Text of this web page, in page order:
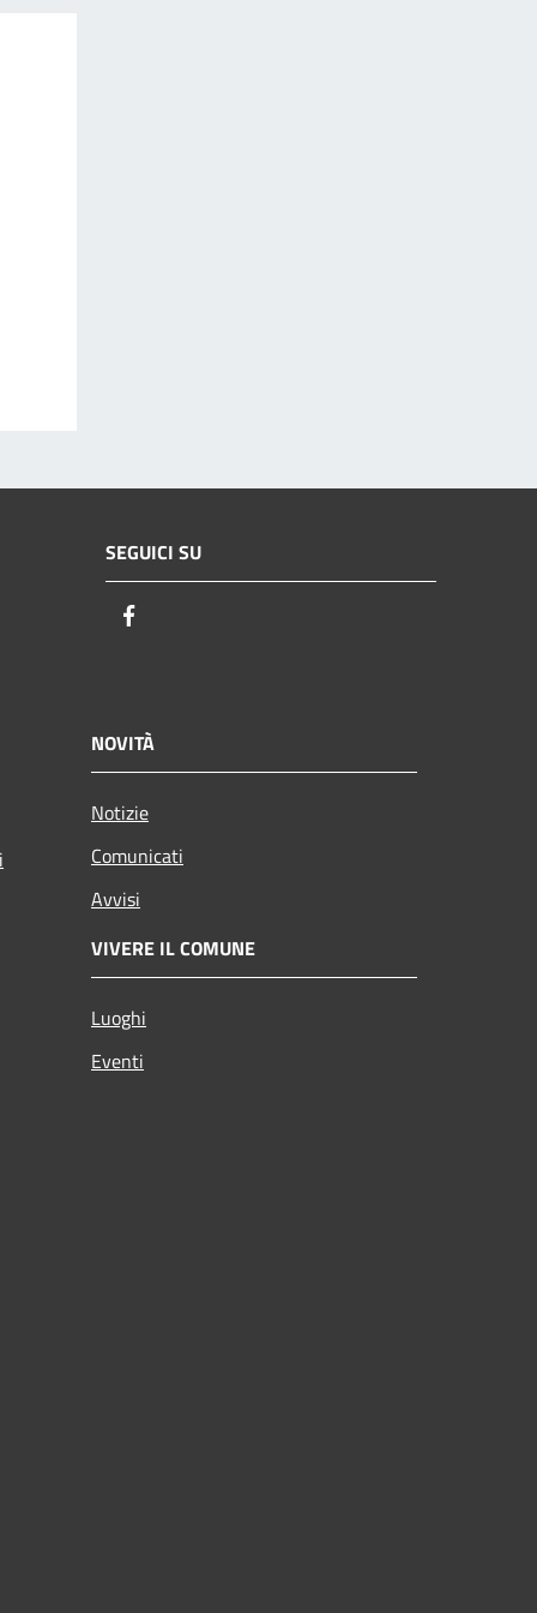
SEGUICI SU
NOVITÀ
Notizie
Comunicati
Avvisi
VIVERE IL COMUNE
Luoghi
Eventi